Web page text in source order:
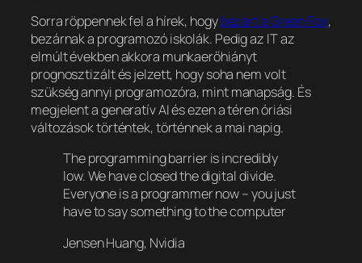
Sorra röppennek fel a hírek, hogybezárt a Green Fox,
bezárnak a programozó iskolák. Pedig az IT az
elmúlt években akkora munkaerőhiányt
prognosztizált és jelzett, hogy soha nem volt
szükség annyi programozóra, mint manapság. És
megjelent a generatív AI és ezen a téren óriási
változások történtek, történnek a mai napig.
The programming barrier is incredibly
low. We have closed the digital divide.
Everyone is a programmer now – you just
have to say something to the computer
Jensen Huang, Nvidia